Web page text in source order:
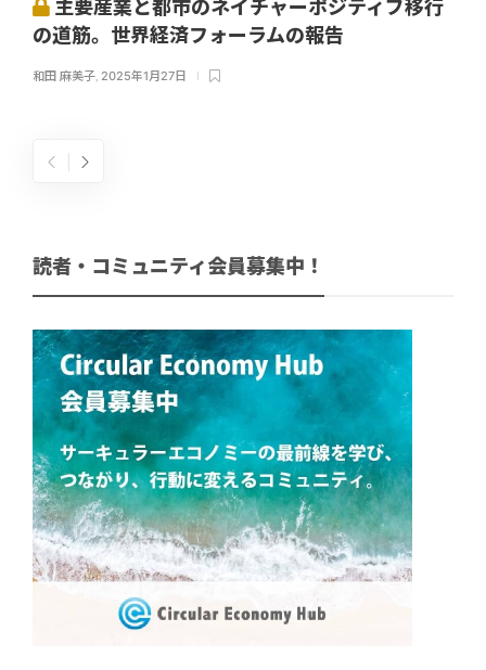
主要産業と都市のネイチャーポジティブ移行
の道筋。世界経済フォーラムの報告
和田 麻美子, 2025年1月27日
読者・コミュニティ会員募集中！